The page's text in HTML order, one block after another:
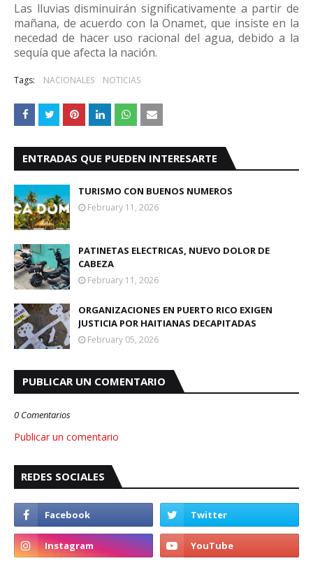
Las lluvias disminuirán significativamente a partir de
mañana, de acuerdo con la Onamet, que insiste en la
necedad de hacer uso racional del agua, debido a la
sequía que afecta la nación.
Tags: NACIONALES NOTICIAS
ENTRADAS QUE PUEDEN INTERESARTE
TURISMO CON BUENOS NUMEROS
February 11, 2026
PATINETAS ELECTRICAS, NUEVO DOLOR DE
CABEZA
February 11, 2026
ORGANIZACIONES EN PUERTO RICO EXIGEN
JUSTICIA POR HAITIANAS DECAPITADAS
February 05, 2026
PUBLICAR UN COMENTARIO
0 Comentarios
Publicar un comentario
REDES SOCIALES